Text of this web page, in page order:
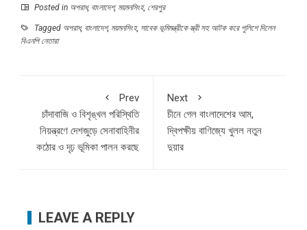
Posted in অপরাধ, বাংলাদেশ, ময়মনসিংহ, শেরপুর
Tagged অপরাধ, বাংলাদেশ, ময়মনসিংহ, সাবেক ভূমিমন্ত্রীকে স্ত্রী সহ আটক করে পুলিশে দিলেন
বিএনপি নেতারা
Prev
চাঁদাবাজি ও বিশৃঙ্খল পরিস্থিতি
নিয়ন্ত্রণে দেশজুড়ে সেনাবাহিনীর
কঠোর ও দৃঢ় ভূমিকা পালন করছে
Next
চীনে গেল বাংলাদেশের আম,
দ্বিপক্ষীয় বাণিজ্যে খুলল নতুন
দুয়ার
LEAVE A REPLY